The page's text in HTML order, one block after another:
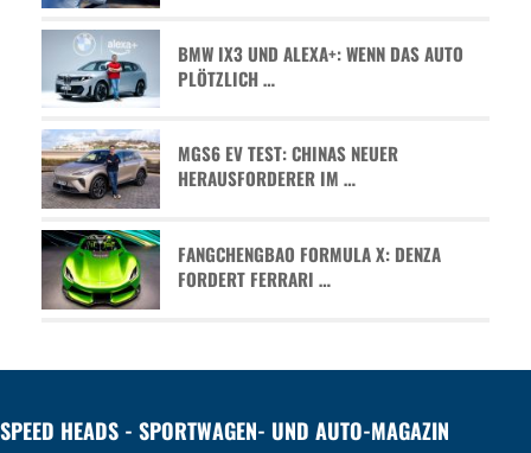
BMW IX3 UND ALEXA+: WENN DAS AUTO
PLÖTZLICH …
MGS6 EV TEST: CHINAS NEUER
HERAUSFORDERER IM …
FANGCHENGBAO FORMULA X: DENZA
FORDERT FERRARI …
SPEED HEADS - SPORTWAGEN- UND AUTO-MAGAZIN